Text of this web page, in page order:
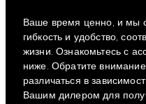
Ваше время ценно, и мы
гибкость и удобство,
жизни. Ознакомьтесь с
ниже. Обратите
различаться в
Вашим дилером для